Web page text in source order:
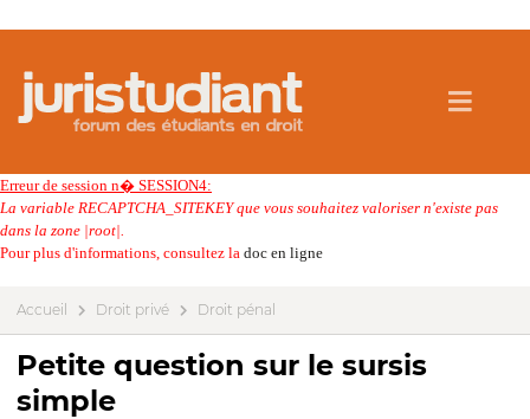
Erreur de session n� SESSION4:
La variable RECAPTCHA_SITEKEY que vous souhaitez valoriser n'existe pas
dans la zone |root|.
Pour plus d'informations, consultez la doc en ligne
Accueil Droit privé Droit pénal
Petite question sur le sursis
simple